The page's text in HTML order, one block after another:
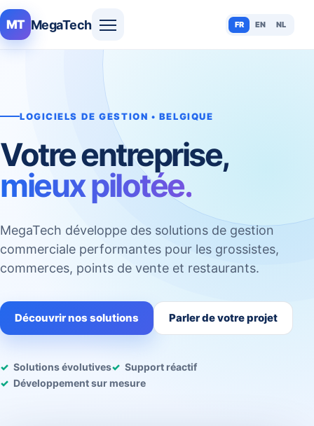
MT MegaTech FR EN NL
LOGICIELS DE GESTION • BELGIQUE
Votre entreprise,
mieux pilotée.
MegaTech développe des solutions de gestion
commerciale performantes pour les grossistes,
commerces, points de vente et restaurants.
Découvrir nos solutions Parler de votre projet
Solutions évolutives
Support réactif
Développement sur mesure